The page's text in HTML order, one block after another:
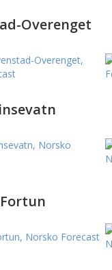
Overenget
Fortun